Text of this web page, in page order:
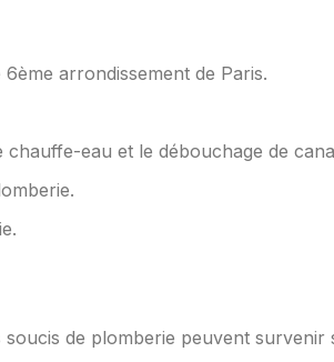
arrondissement de Paris.
chauffe-eau et le débouchage de
de plomberie peuvent survenir